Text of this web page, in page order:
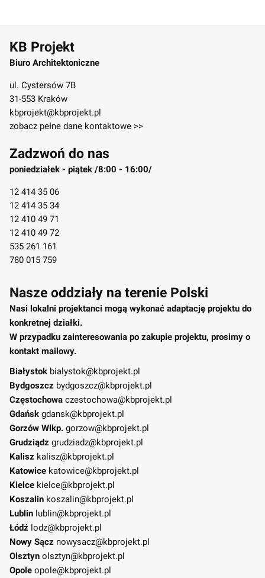
KB Projekt
Biuro Architektoniczne
ul. Cystersów 7B
31-553 Kraków
kbprojekt@kbprojekt.pl
zobacz pełne dane kontaktowe >>
Zadzwoń do nas
poniedziałek - piątek /8:00 - 16:00/
12 414 35 06
12 414 35 34
12 410 49 71
12 410 49 72
535 261 161
780 015 759
Nasze oddziały na terenie Polski
Nasi lokalni projektanci mogą wykonać adaptację projektu do
konkretnej działki.
W przypadku zainteresowania po zakupie projektu, prosimy o
kontakt mailowy.
Białystok bialystok@kbprojekt.pl
Bydgoszcz bydgoszcz@kbprojekt.pl
Częstochowa czestochowa@kbprojekt.pl
Gdańsk gdansk@kbprojekt.pl
Gorzów Wlkp. gorzow@kbprojekt.pl
Grudziądz grudziadz@kbprojekt.pl
Kalisz kalisz@kbprojekt.pl
Katowice katowice@kbprojekt.pl
Kielce kielce@kbprojekt.pl
Koszalin koszalin@kbprojekt.pl
Lublin lublin@kbprojekt.pl
Łódź lodz@kbprojekt.pl
Nowy Sącz nowysacz@kbprojekt.pl
Olsztyn olsztyn@kbprojekt.pl
Opole opole@kbprojekt.pl